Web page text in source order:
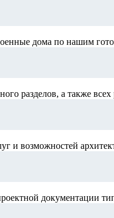
дома по нашим
разделов, а также
и возможностей
документации